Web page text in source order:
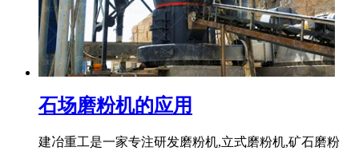
石场磨粉机的应用
建冶重工是一家专注研发磨粉机,立式磨粉机,矿石磨粉